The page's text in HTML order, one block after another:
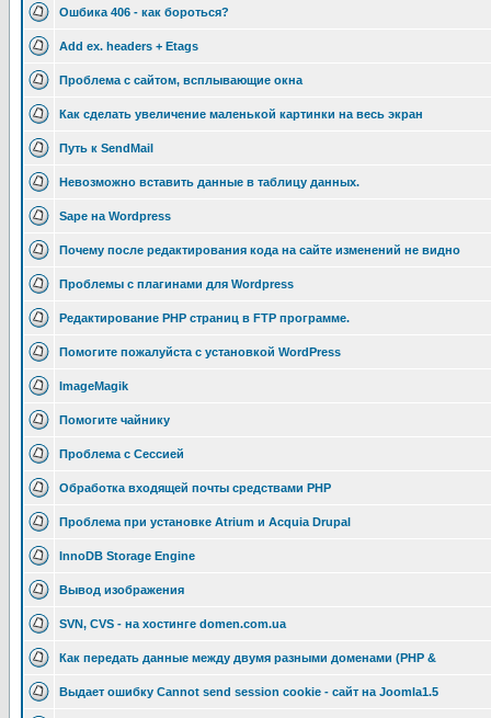
Ошбика 406 - как бороться?
Add ex. headers + Etags
Проблема с сайтом, всплывающие окна
Как сделать увеличение маленькой картинки на весь экран
Путь к SendMail
Невозможно вставить данные в таблицу данных.
Sape на Wordpress
Почему после редактирования кода на сайте изменений не видно
Проблемы с плагинами для Wordpress
Редактирование РНР страниц в FTP программе.
Помогите пожалуйста с установкой WordPress
ImageMagik
Помогите чайнику
Проблема с Сессией
Обработка входящей почты средствами PHP
Проблема при установке Atrium и Acquia Drupal
InnoDB Storage Engine
Вывод изображения
SVN, CVS - на хостинге domen.com.ua
Как передать данные между двумя разными доменами (PHP &
Выдает ошибку Cannot send session cookie - сайт на Joomla1.5